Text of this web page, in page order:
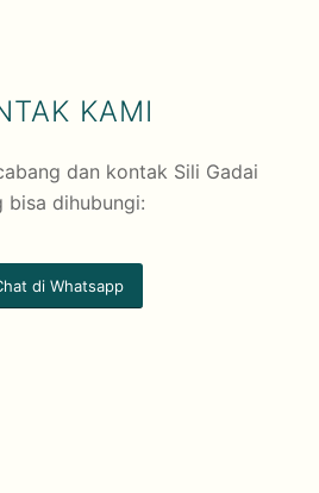
KAMI
dan kontak Sili Gadai
bisa dihubungi:
di Whatsapp